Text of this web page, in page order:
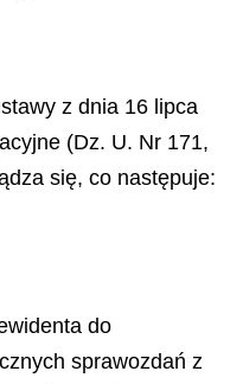
z dnia 16 lipca
(Dz. U. Nr 171,
się, co następuje:
do
sprawozdań z